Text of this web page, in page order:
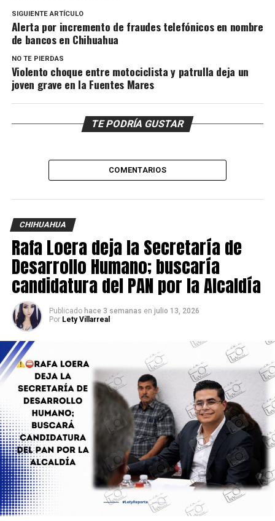
SIGUIENTE ARTÍCULO
Alerta por incremento de fraudes telefónicos en nombre
de bancos en Chihuahua
NO TE PIERDAS
Violento choque entre motociclista y patrulla deja un
joven grave en la Fuentes Mares
TE PODRÍA GUSTAR
COMENTARIOS
CHIHUAHUA
Rafa Loera deja la Secretaría de
Desarrollo Humano; buscaría
candidatura del PAN por la Alcaldía
Publicado hace 3 semanas en julio 13, 2026
Por Lety Villarreal